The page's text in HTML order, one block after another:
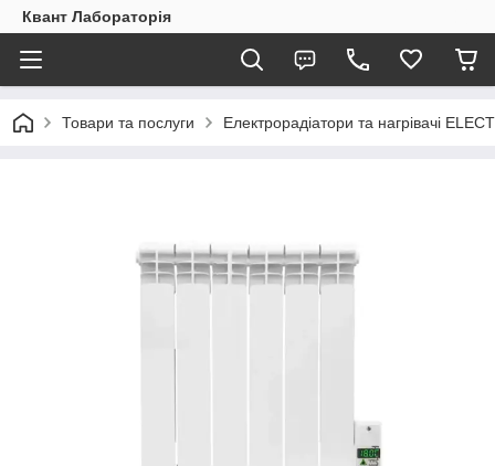
Квант Лабораторія
Товари та послуги Електрорадіатори та нагрівачі